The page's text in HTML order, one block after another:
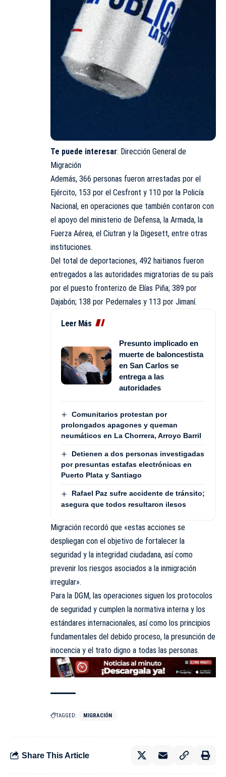
Te puede interesar: Dirección General de
Migración
Además, 366 personas fueron arrestadas por el
Ejército, 153 por el Cesfront y 110 por la Policía
Nacional, en operaciones que también contaron con
el apoyo del ministerio de Defensa, la Armada, la
Fuerza Aérea, el Ciutran y la Digesett, entre otras
instituciones.
Del total de deportaciones, 492 haitianos fueron
entregados a las autoridades migratorias de su país
por el puesto fronterizo de Elías Piña; 389 por
Dajabón; 138 por Pedernales y 113 por Jimaní.
Leer Más
Presunto implicado en
muerte de baloncestista
en San Carlos se
entrega a las
autoridades
Comunitarios protestan por
prolongados apagones y queman
neumáticos en La Chorrera, Arroyo Barril
Detienen a dos personas investigadas
por presuntas estafas electrónicas en
Puerto Plata y Santiago
Rafael Paz sufre accidente de tránsito;
asegura que todos resultaron ilesos
Migración recordó que «estas acciones se
despliegan con el objetivo de fortalecer la
seguridad y la integridad ciudadana, así como
prevenir los riesgos asociados a la inmigración
irregular».
Para la DGM, las operaciones siguen los protocolos
de seguridad y cumplen la normativa interna y los
estándares internacionales, así como los principios
fundamentales del debido proceso, la presunción de
inocencia y el trato digno a todas las personas.
TAGGED: MIGRACIÓN
Share This Article